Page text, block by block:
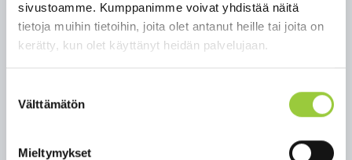
sivustoamme. Kumppanimme voivat yhdistää näitä
tietoja muihin tietoihin, joita olet antanut heille tai joita on
kerätty, kun olet käyttänyt heidän palvelujaan.
valinta
Välttämätön
Mieltymykset
Alkuperäiset opinto- ja työtodistukset esitetään
mahdollisen haastattelun yhteydessä.
mukainen rikostaustaote ja todistus